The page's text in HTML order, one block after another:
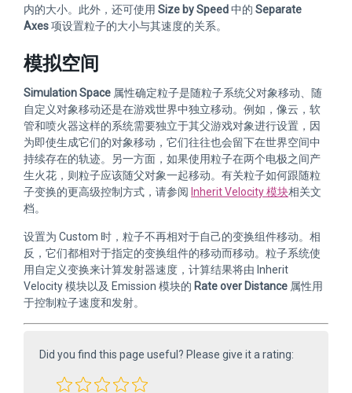
内的大小。此外，还可使用 Size by Speed中的 Separate
Axes项设置粒子的大小与其速度的关系。
模拟空间
Simulation Space 属性确定粒子是随粒子系统父对象移动、随
自定义对象移动还是在游戏世界中独立移动。例如，像云，软
管和喷火器这样的系统需要独立于其父游戏对象进行设置，因
为即使生成它们的对象移动，它们往往也会留下在世界空间中
持续存在的轨迹。另一方面，如果使用粒子在两个电极之间产
生火花，则粒子应该随父对象一起移动。有关粒子如何跟随粒
子变换的更高级控制方式，请参阅 Inherit Velocity 模块相关文
档。
设置为 Custom 时，粒子不再相对于自己的变换组件移动。相
反，它们都相对于指定的变换组件的移动而移动。粒子系统使
用自定义变换来计算发射器速度，计算结果将由 Inherit
Velocity 模块以及 Emission 模块的 Rate over Distance 属性用
于控制粒子速度和发射。
Did you find this page useful? Please give it a rating: